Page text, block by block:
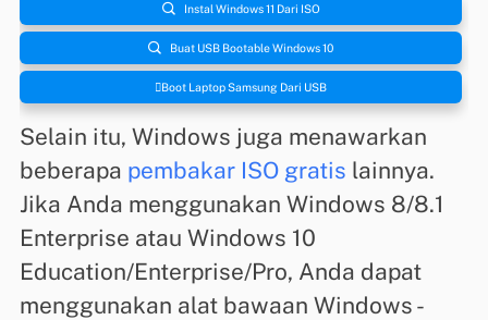
 Instal Windows 11 Dari ISO
 Buat USB Bootable Windows 10
Boot Laptop Samsung Dari USB
Selain itu, Windows juga menawarkan
beberapa pembakar ISO gratis lainnya.
Jika Anda menggunakan Windows 8/8.1
Enterprise atau Windows 10
Education/Enterprise/Pro, Anda dapat
menggunakan alat bawaan Windows -